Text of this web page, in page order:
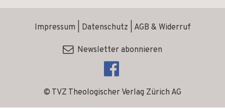
© TVZ Theologischer Verlag Zürich AG
Impressum Datenschutz AGB & Widerruf
Newsletter abonnieren